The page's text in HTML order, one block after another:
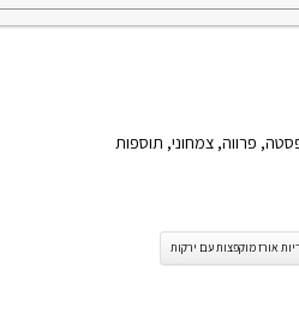
, פרווה, צמחוני, תוספות
אורז מוקפצות עם ירקות